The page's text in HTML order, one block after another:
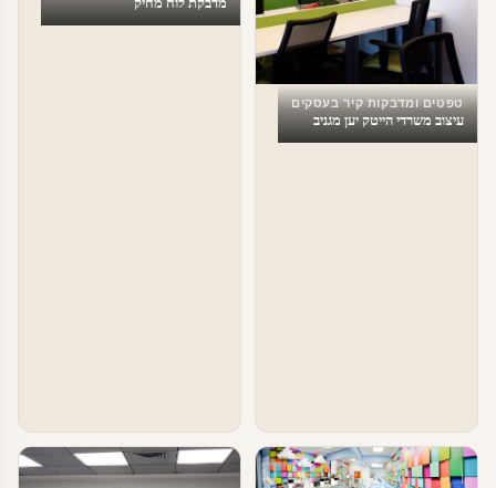
טפטים ומדבקות קיר בעסקים
עיצוב משרדי הייטק יען מגניב